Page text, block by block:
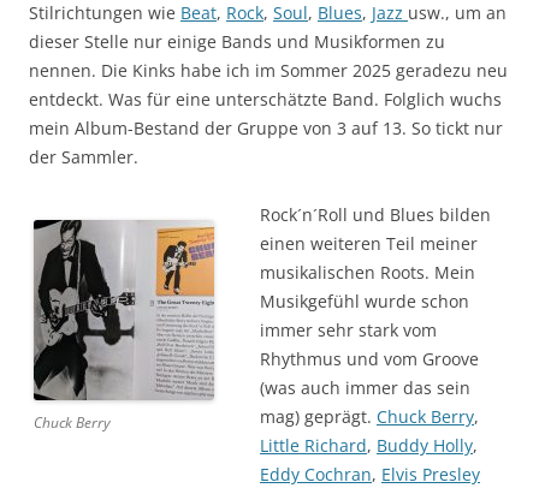
Stilrichtungen wie Beat, Rock, Soul, Blues, Jazz usw., um an
dieser Stelle nur einige Bands und Musikformen zu
nennen. Die Kinks habe ich im Sommer 2025 geradezu neu
entdeckt. Was für eine unterschätzte Band. Folglich wuchs
mein Album-Bestand der Gruppe von 3 auf 13. So tickt nur
der Sammler.
Chuck Berry
Rock´n´Roll und Blues bilden
einen weiteren Teil meiner
musikalischen Roots. Mein
Musikgefühl wurde schon
immer sehr stark vom
Rhythmus und vom Groove
(was auch immer das sein
mag) geprägt. Chuck Berry,
Little Richard, Buddy Holly,
Eddy Cochran, Elvis Presley